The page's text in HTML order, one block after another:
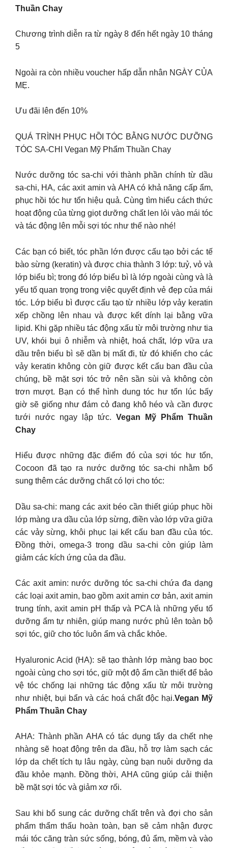
Thuần Chay
Chương trình diễn ra từ ngày 8 đến hết ngày 10 tháng
5
Ngoài ra còn nhiều voucher hấp dẫn nhân NGÀY CỦA
MẸ.
Ưu đãi lên đến 10%
QUÁ TRÌNH PHỤC HỒI TÓC BẰNG NƯỚC DƯỠNG
TÓC SA-CHI Vegan Mỹ Phẩm Thuần Chay
Nước dưỡng tóc sa-chi với thành phần chính từ dầu
sa-chi, HA, các axit amin và AHA có khả năng cấp ẩm,
phục hồi tóc hư tổn hiệu quả. Cùng tìm hiểu cách thức
hoạt động của từng giọt dưỡng chất len lỏi vào mái tóc
và tác động lên mỗi sợi tóc như thế nào nhé!
Các bạn có biết, tóc phần lớn được cấu tạo bởi các tế
bào sừng (keratin) và được chia thành 3 lớp: tuỷ, vỏ và
lớp biểu bì; trong đó lớp biểu bì là lớp ngoài cùng và là
yếu tố quan trọng trong việc quyết định vẻ đẹp của mái
tóc. Lớp biểu bì được cấu tạo từ nhiều lớp vảy keratin
xếp chồng lên nhau và được kết dính lại bằng vữa
lipid. Khi gặp nhiều tác động xấu từ môi trường như tia
UV, khói bụi ô nhiễm và nhiệt, hoá chất, lớp vữa ưa
dầu trên biểu bì sẽ dần bị mất đi, từ đó khiến cho các
vảy keratin không còn giữ được kết cấu ban đầu của
chúng, bề mặt sợi tóc trở nên sần sùi và không còn
trơn mượt. Bạn có thể hình dung tóc hư tổn lúc bấy
giờ sẽ giống như đám cỏ đang khô héo và cần được
tưới nước ngay lập tức. Vegan Mỹ Phẩm Thuần
Chay
Hiểu được những đặc điểm đó của sợi tóc hư tổn,
Cocoon đã tạo ra nước dưỡng tóc sa-chi nhằm bổ
sung thêm các dưỡng chất có lợi cho tóc:
Dầu sa-chi: mang các axit béo cần thiết giúp phục hồi
lớp màng ưa dầu của lớp sừng, điền vào lớp vữa giữa
các vảy sừng, khôi phục lại kết cấu ban đầu của tóc.
Đồng thời, omega-3 trong dầu sa-chi còn giúp làm
giảm các kích ứng của da đầu.
Các axit amin: nước dưỡng tóc sa-chi chứa đa dạng
các loại axit amin, bao gồm axit amin cơ bản, axit amin
trung tính, axit amin pH thấp và PCA là những yếu tố
dưỡng ẩm tự nhiên, giúp mang nước phủ lên toàn bộ
sợi tóc, giữ cho tóc luôn ẩm và chắc khỏe.
Hyaluronic Acid (HA): sẽ tạo thành lớp màng bao bọc
ngoài cùng cho sợi tóc, giữ một độ ẩm cần thiết để bảo
vệ tóc chống lại những tác động xấu từ môi trường
như nhiệt, bụi bẩn và các hoá chất độc hại.Vegan Mỹ
Phẩm Thuần Chay
AHA: Thành phần AHA có tác dụng tẩy da chết nhẹ
nhàng sẽ hoạt động trên da đầu, hỗ trợ làm sạch các
lớp da chết tích tụ lâu ngày, cùng bạn nuôi dưỡng da
đầu khỏe mạnh. Đồng thời, AHA cũng giúp cải thiện
bề mặt sợi tóc và giảm xơ rối.
Sau khi bổ sung các dưỡng chất trên và đợi cho sản
phẩm thẩm thấu hoàn toàn, bạn sẽ cảm nhận được
mái tóc căng tràn sức sống, bóng, đủ ẩm, mềm và vào